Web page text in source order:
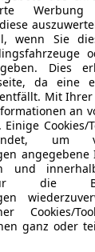
wenn Sie
Dies
da eine
Mit
an
Cookies/
und
für die
Cookies/
ganz oder